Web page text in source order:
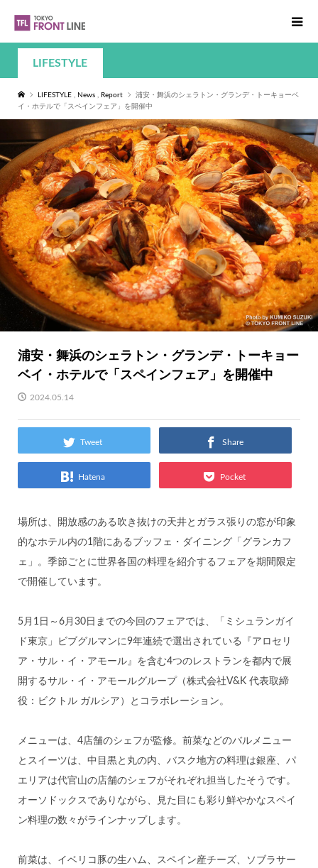
LIFESTYLE
LIFESTYLE , News , Report
浦安・舞浜のシェラトン・グランデ・トーキョーベ
イ・ホテルで「スペインフェア」を開催中
浦安・舞浜のシェラトン・グランデ・トーキョー
ベイ・ホテルで「スペインフェア」を開催中
2024.05.14
Tweet Share
Hatena Pocket
場所は、開放感のある吹き抜けの天井とガラス張りの窓が印象
的なホテル内の1階にあるブッフェ・ダイニング「グランカフ
ェ」。季節ごとに世界各国の料理を紹介するフェアを期間限定
で開催しています。
5月1日～6月30日までの今回のフェアでは、「ミシュランガイ
ド東京」ビブグルマンに9年連続で選出されている『アロセリ
ア・サル・イ・アモール』を含む4つのレストランを都内で展
開するサル・イ・アモールグループ（株式会社V&K 代表取締
役：ビクトル ガルシア）とコラボレーション。
メニューは、4店舗のシェフが監修。前菜などのバルメニュー
とスイーツは、中目黒と丸の内、バスク地方の料理は銀座、パ
エリアは代官山の店舗のシェフがそれぞれ担当したそうです。
オーソドックスでありながら、見た目にも彩り鮮やかなスペイ
ン料理の数々がラインナップします。
前菜は、イベリコ豚の生ハム、スペイン産チーズ、ソブラサー